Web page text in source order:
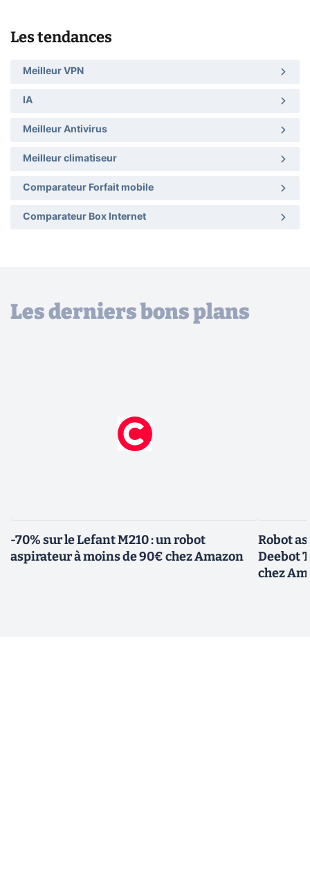
Les tendances
Meilleur VPN
IA
Meilleur Antivirus
Meilleur climatiseur
Comparateur Forfait mobile
Comparateur Box Internet
Les derniers bons plans
-70% sur le Lefant M210 : un robot
aspirateur à moins de 90€ chez Amazon
Robot
Deebot
chez